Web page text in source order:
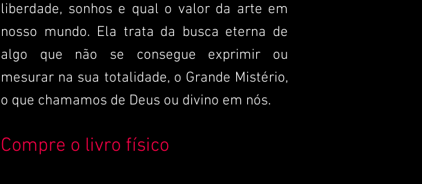
liberdade, sonhos e qual o valor da arte em
nosso mundo. Ela trata da busca eterna de
algo que não se consegue exprimir ou
mesurar na sua totalidade, o Grande Mistério,
o que chamamos de Deus ou divino em nós.
Compre o livro físico